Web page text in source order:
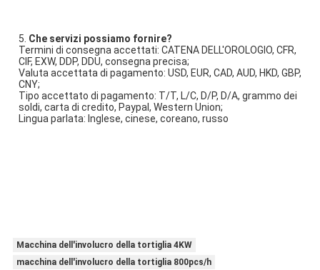
5. Che servizi possiamo fornire?
Termini di consegna accettati: CATENA DELL'OROLOGIO, CFR,
CIF, EXW, DDP, DDU, consegna precisa;
Valuta accettata di pagamento: USD, EUR, CAD, AUD, HKD, GBP,
CNY;
Tipo accettato di pagamento: T/T, L/C, D/P, D/A, grammo dei
soldi, carta di credito, Paypal, Western Union;
Lingua parlata: Inglese, cinese, coreano, russo
Macchina dell'involucro della tortiglia 4KW
macchina dell'involucro della tortiglia 800pcs/h